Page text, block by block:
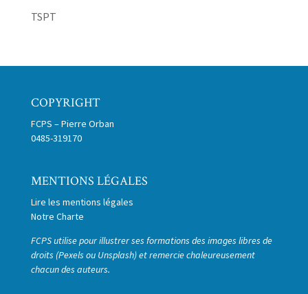
TSPT
COPYRIGHT
FCPS – Pierre Orban
0485-319170
MENTIONS LÉGALES
Lire les mentions légales
Notre Charte
FCPS utilise pour illustrer ses formations des images libres de
droits (Pexels ou Unsplash) et remercie chaleureusement
chacun des auteurs.